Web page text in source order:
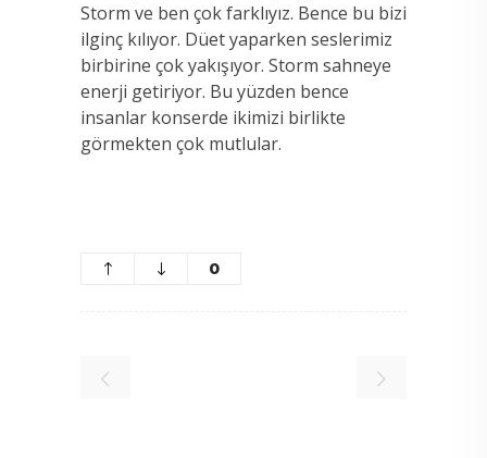
Storm ve ben çok farklıyız. Bence bu bizi
ilginç kılıyor. Düet yaparken seslerimiz
birbirine çok yakışıyor. Storm sahneye
enerji getiriyor. Bu yüzden bence
insanlar konserde ikimizi birlikte
görmekten çok mutlular.
0